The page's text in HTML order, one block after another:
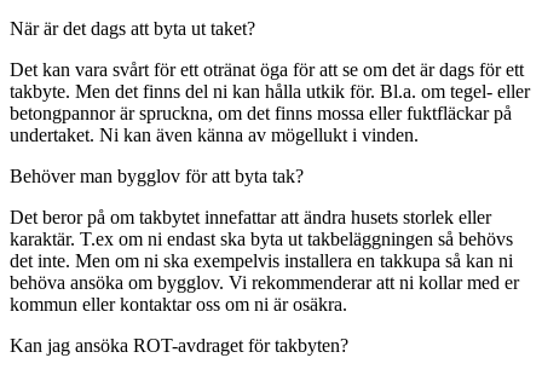
När är det dags att byta ut taket?
Det kan vara svårt för ett otränat öga för att se om det är dags för ett
takbyte. Men det finns del ni kan hålla utkik för. Bl.a. om tegel- eller
betongpannor är spruckna, om det finns mossa eller fuktfläckar på
undertaket. Ni kan även känna av mögellukt i vinden.
Behöver man bygglov för att byta tak?
Det beror på om takbytet innefattar att ändra husets storlek eller
karaktär. T.ex om ni endast ska byta ut takbeläggningen så behövs
det inte. Men om ni ska exempelvis installera en takkupa så kan ni
behöva ansöka om bygglov. Vi rekommenderar att ni kollar med er
kommun eller kontaktar oss om ni är osäkra.
Kan jag ansöka ROT-avdraget för takbyten?